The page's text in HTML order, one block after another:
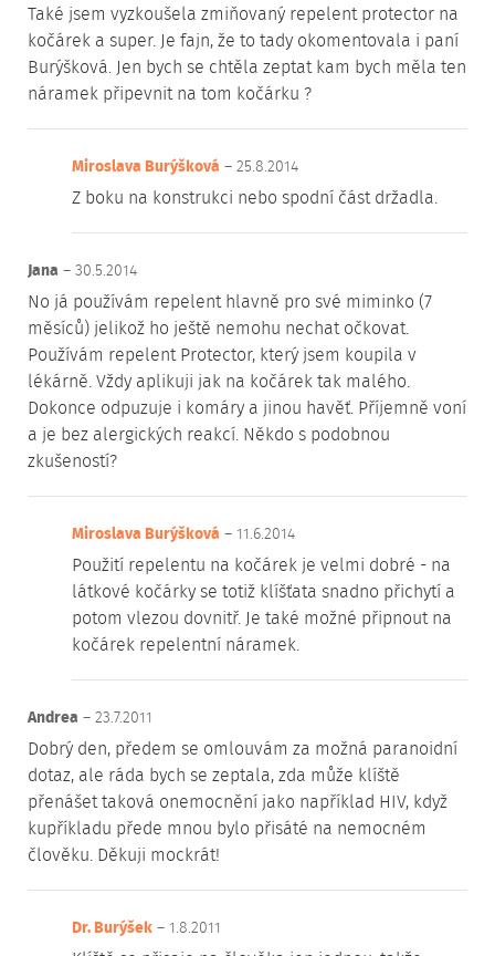
Také jsem vyzkoušela zmiňovaný repelent protector na
kočárek a super. Je fajn, že to tady okomentovala i paní
Burýšková. Jen bych se chtěla zeptat kam bych měla ten
náramek připevnit na tom kočárku ?
Miroslava Burýšková– 25.8.2014
Z boku na konstrukci nebo spodní část držadla.
Jana– 30.5.2014
No já používám repelent hlavně pro své miminko (7
měsíců) jelikož ho ještě nemohu nechat očkovat.
Používám repelent Protector, který jsem koupila v
lékárně. Vždy aplikuji jak na kočárek tak malého.
Dokonce odpuzuje i komáry a jinou havěť. Příjemně voní
a je bez alergických reakcí. Někdo s podobnou
zkušeností?
Miroslava Burýšková– 11.6.2014
Použití repelentu na kočárek je velmi dobré - na
látkové kočárky se totiž klíšťata snadno přichytí a
potom vlezou dovnitř. Je také možné připnout na
kočárek repelentní náramek.
Andrea– 23.7.2011
Dobrý den, předem se omlouvám za možná paranoidní
dotaz, ale ráda bych se zeptala, zda může klíště
přenášet taková onemocnění jako například HIV, když
kupříkladu přede mnou bylo přisáté na nemocném
člověku. Děkuji mockrát!
Dr. Burýšek– 1.8.2011